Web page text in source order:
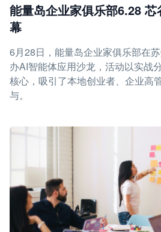
能量岛企业家俱乐部6.28
幕
6月28日，能量岛企业家俱乐部在
办AI智能体应用沙龙，活动以实战
核心，吸引了本地创业者、企业高
与。